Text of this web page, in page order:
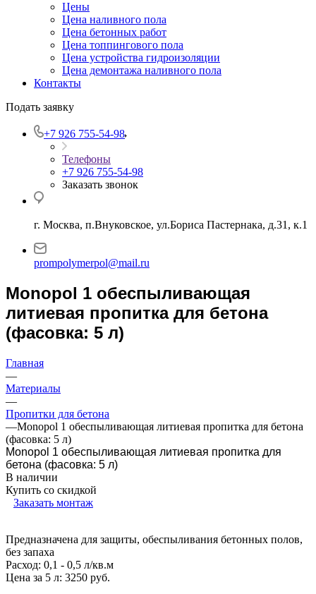
Цены
Цена наливного пола
Цена бетонных работ
Цена топпингового пола
Цена устройства гидроизоляции
Цена демонтажа наливного пола
Контакты
Подать заявку
+7 926 755-54-98
Телефоны
+7 926 755-54-98
Заказать звонок
г. Москва, п.Внуковское, ул.Бориса Пастернака, д.31, к.1
prompolymerpol@mail.ru
Monopol 1 обеспыливающая
литиевая пропитка для бетона
(фасовка: 5 л)
Главная
—
Материалы
—
Пропитки для бетона
—Monopol 1 обеспыливающая литиевая пропитка для бетона
(фасовка: 5 л)
Monopol 1 обеспыливающая литиевая пропитка для
бетона (фасовка: 5 л)
В наличии
Купить со скидкой
Заказать монтаж
Предназначена для защиты, обеспыливания бетонных полов,
без запаха
Расход: 0,1 - 0,5 л/кв.м
Цена за 5 л: 3250 руб.